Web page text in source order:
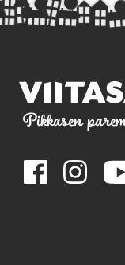
Pikkasen